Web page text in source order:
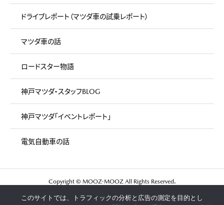
ドライブレポート（マツダ車の試乗レポート）
マツダ車の話
ロードスター物語
神戸マツダ・スタッフBLOG
神戸マツダ「イベントレポート」
電気自動車の話
Copyright © MOOZ-MOOZ All Rights Reserved.
マツダ車が好きな人が集まる
このサイトでは、トラフィックの分析と広告の測定を目的とし